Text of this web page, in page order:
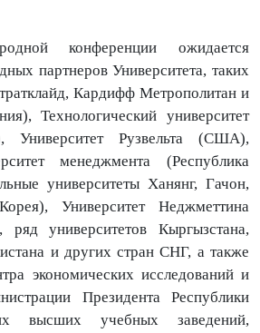
конференции ожидается
партнеров Университета, таких
Кардифф Метрополитан и
Технологический университет
Университет Рузвельта (США),
менеджмента (Республика
университеты Ханянг, Гачон,
Университет Неджметтина
ряд университетов Кыргызстана,
и других стран СНГ, а также
экономических исследований и
Президента Республики
высших учебных заведений,